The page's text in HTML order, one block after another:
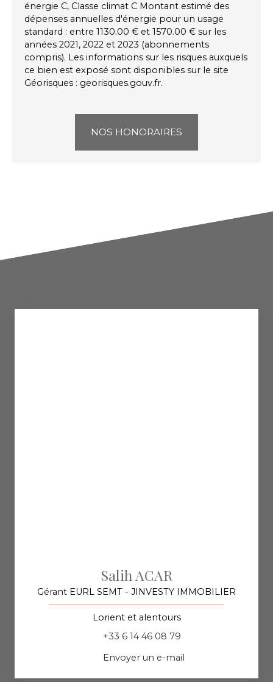
énergie C, Classe climat C Montant estimé des
dépenses annuelles d'énergie pour un usage
standard : entre 1130.00 € et 1570.00 € sur les
années 2021, 2022 et 2023 (abonnements
compris). Les informations sur les risques auxquels
ce bien est exposé sont disponibles sur le site
Géorisques : georisques.gouv.fr.
NOS HONORAIRES
Salih ACAR
Gérant EURL SEMT - JINVESTY IMMOBILIER
Lorient et alentours
+33 6 14 46 08 79
Envoyer un e-mail